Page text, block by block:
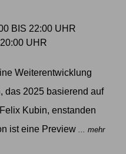
BIS 22:00 UHR
UHR
Weiterentwicklung
das 2025 basierend auf
Kubin, enstanden
ist eine Preview ... mehr